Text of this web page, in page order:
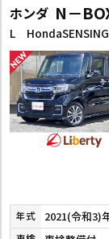
ホンダ N－
年式 2021(令和3)